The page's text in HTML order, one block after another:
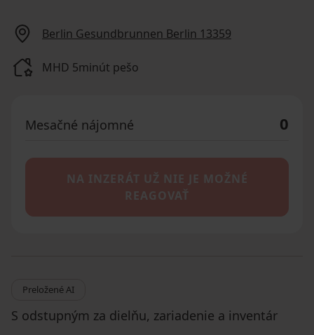
Berlin Gesundbrunnen Berlin 13359
MHD 5minút pešo
Mesačné nájomné 0
NA INZERÁT UŽ NIE JE MOŽNÉ
REAGOVAŤ
Preložené AI
S odstupným za dielňu, zariadenie a inventár